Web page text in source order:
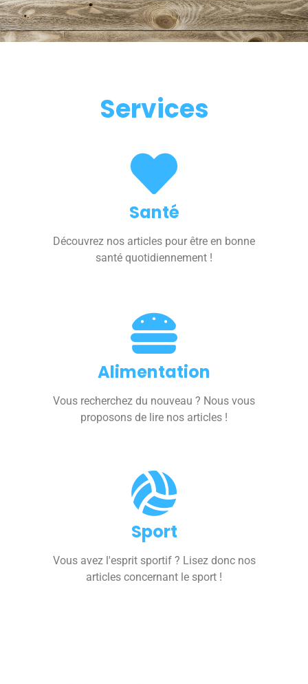
Services
Santé
Découvrez nos articles pour être en bonne
santé quotidiennement !
Alimentation
Vous recherchez du nouveau ? Nous vous
proposons de lire nos articles !
Sport
Vous avez l'esprit sportif ? Lisez donc nos
articles concernant le sport !